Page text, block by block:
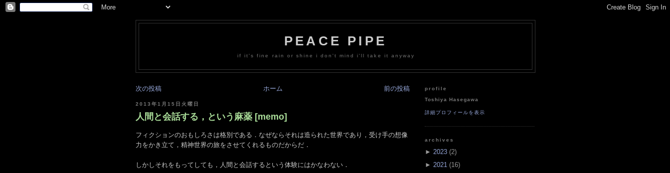
PEACE PIPE
if it's fine rain or shine i don't mind i'll take it anyway
次の投稿 前の投稿
ホーム
2013年1月15日火曜日
人間と会話する，という麻薬 [memo]
フィクションのおもしろさは格別である．なぜならそれは造られた世界であり，受け手の想像
力をかき立て，精神世界の旅をさせてくれるものだからだ．
しかしそれをもってしても，人間と会話するという体験にはかなわない．
profile
Toshiya Hasegawa
詳細プロフィールを表示
archives
► 2023 (2)
► 2021 (16)